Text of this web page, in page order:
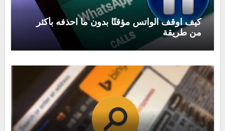
كيف اوقف الواتس مؤقتًا بدون ما احذفه بأكثر
من طريقة